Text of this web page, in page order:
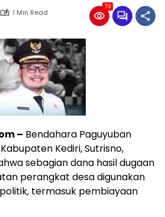
1 Min Read
79
– Bendahara Paguyuban
Kediri, Sutrisno,
sebagian dana hasil dugaan
perangkat desa digunakan
termasuk pembiayaan